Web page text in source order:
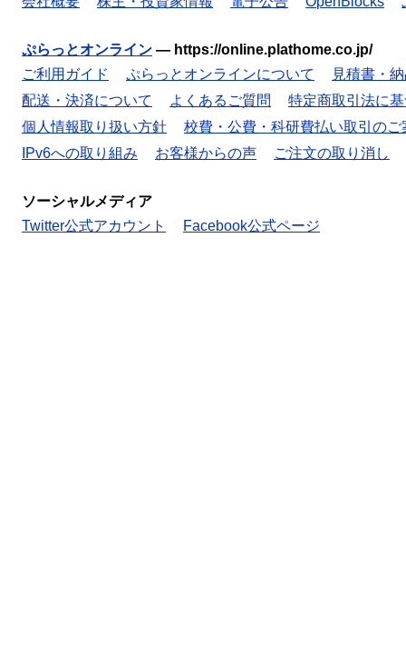
ぷらっとオンライン — https://online.plathome.co.jp/
ご利用ガイド
ぷらっとオンラインについて
見積書・
配送・決済について
よくあるご質問
特定商取引法に
個人情報取り扱い方針
校費・公費・科研費払い取引のご
IPv6への取り組み
お客様からの声 ご注文の取り消し
ソーシャルメディア
Twitter公式アカウント
Facebook公式ページ